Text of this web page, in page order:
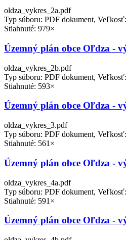
oldza_vykres_2a.pdf
Typ súboru: PDF dokument,
Stiahnuté: 979×
Územný plán obce Oľdza -
oldza_vykres_2b.pdf
Typ súboru: PDF dokument,
Stiahnuté: 593×
Územný plán obce Oľdza -
oldza_vykres_3.pdf
Typ súboru: PDF dokument,
Stiahnuté: 561×
Územný plán obce Oľdza -
oldza_vykres_4a.pdf
Typ súboru: PDF dokument,
Stiahnuté: 591×
Územný plán obce Oľdza -